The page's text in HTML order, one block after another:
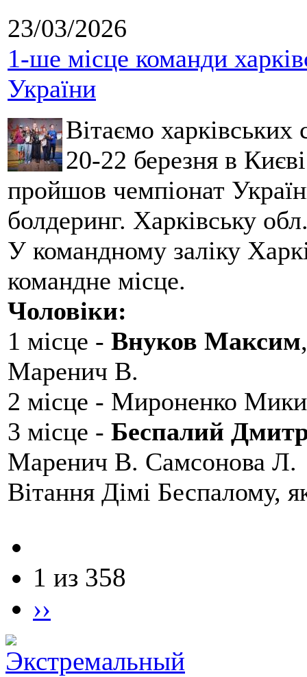
23/03/2026
1-ше місце команди
України
Вітаємо
20-22 березня в
пройшов чемпіонат
болдеринг. Харківську
У командному заліку
командне місце.
Чоловіки:
1 місце - Внуков Максим
Маренич В.
2 місце - Мироненко
3 місце - Беспалий
Маренич В. Самсонова Л.
Вітання Дімі Беспалому,
1 из 358
››